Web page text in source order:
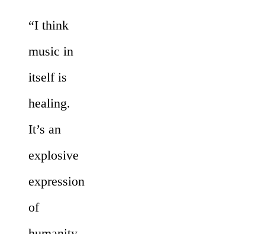
“I think
music in
itself is
healing.
It’s an
explosive
expression
of